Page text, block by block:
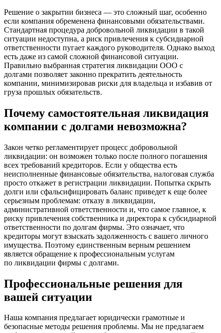
Решение о закрытии бизнеса — это сложный шаг, особенно
если компания обременена финансовыми обязательствами.
Стандартная процедура добровольной ликвидации в такой
ситуации недоступна, а риск привлечения к субсидиарной
ответственности пугает каждого руководителя. Однако выход
есть даже из самой сложной финансовой ситуации.
Правильно выбранная стратегия ликвидации ООО с
долгами позволяет законно прекратить деятельность
компании, минимизировав риски для владельца и избавив от
груза прошлых обязательств.
Почему самостоятельная ликвидация
компании с долгами невозможна?
Закон четко регламентирует процесс добровольной
ликвидации: он возможен только после полного погашения
всех требований кредиторов. Если у общества есть
неисполненные финансовые обязательства, налоговая служба
просто откажет в регистрации ликвидации. Попытка скрыть
долги или сфальсифицировать баланс приведет к еще более
серьезным проблемам: отказу в ликвидации,
административной ответственности и, что самое главное, к
риску привлечения собственника и директора к субсидиарной
ответственности по долгам фирмы. Это означает, что
кредиторы могут взыскать задолженность с вашего личного
имущества. Поэтому единственным верным решением
является обращение к профессиональным услугам
по ликвидации фирмы с долгами.
Профессиональные решения для
вашей ситуации
Наша компания предлагает юридически грамотные и
безопасные методы решения проблемы. Мы не предлагаем